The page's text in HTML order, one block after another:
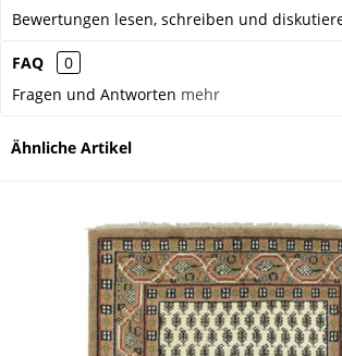
Bewertungen lesen, schreiben und
FAQ
0
Fragen und Antworten mehr
Ähnliche Artikel